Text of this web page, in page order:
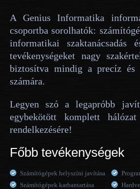
A Genius Informatika
csoportba sorolhatók:
informatikai
tevékenységeket nagy
biztosítva mindig a precíz és
számára.
Legyen szó a legapróbb
egybekötött komplett
rendelkezésére!
Főbb tevékenységek
Számítógépek helyszíni javítása
Számítógépek karbantartása